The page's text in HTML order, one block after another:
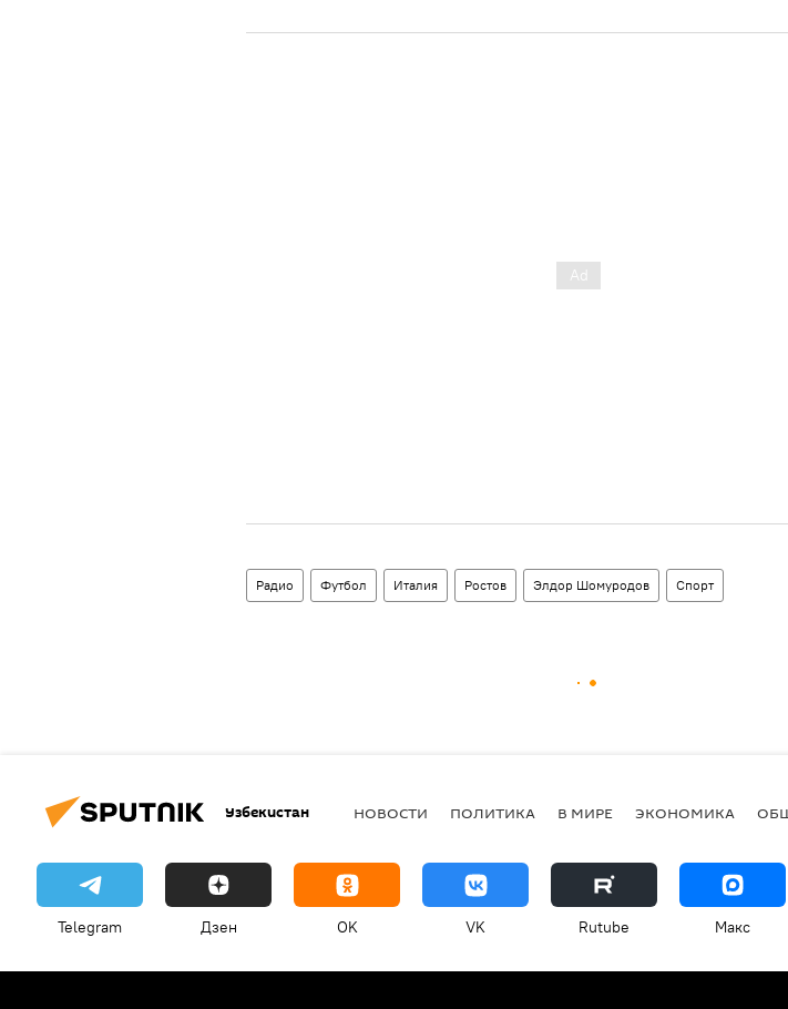
Радио Футбол Италия Ростов Элдор Шомуродов Спорт
Узбекистан НОВОСТИ ПОЛИТИКА В МИРЕ ЭКОНОМИКА
Telegram Дзен OK VK Rutube Макс